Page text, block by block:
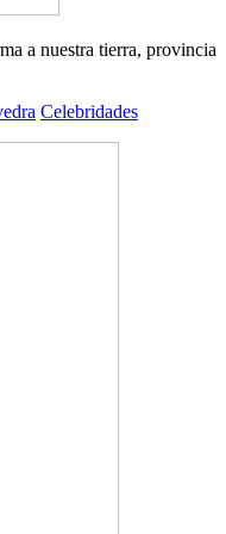
a nuestra tierra, provincia
Celebridades